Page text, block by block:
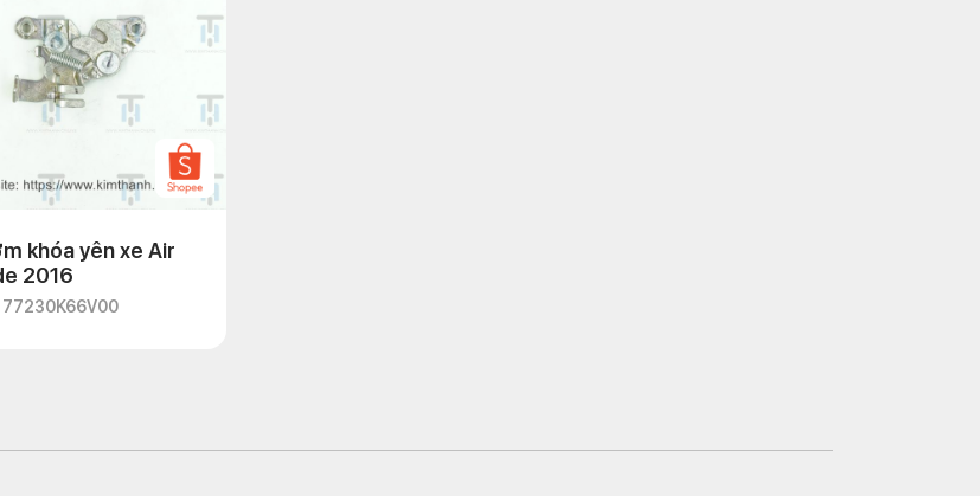
khóa yên xe Air
2016
77230K66V00